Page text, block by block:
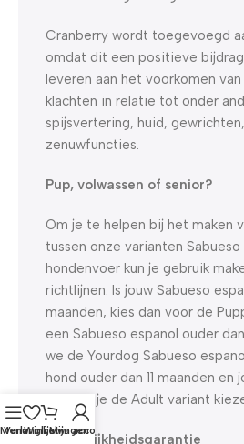
Cranberry wordt toegevoegd
omdat dit een positieve
leveren aan het voorkomen
klachten in relatie tot onder
spijsvertering, huid,
zenuwfuncties.
Pup, volwassen of senior?
Om je te helpen bij het maken
tussen onze varianten Sabueso
hondenvoer kun je gebruik
richtlijnen. Is jouw Sabueso
maanden, kies dan voor de
een Sabueso espanol ouder
we de Yourdog Sabueso
hond ouder dan 11 maanden en
dan kun je de Adult variant
Smakelijkheidsgarantie
Menu
Verlanglijst
Winkelwagen
Mijn account